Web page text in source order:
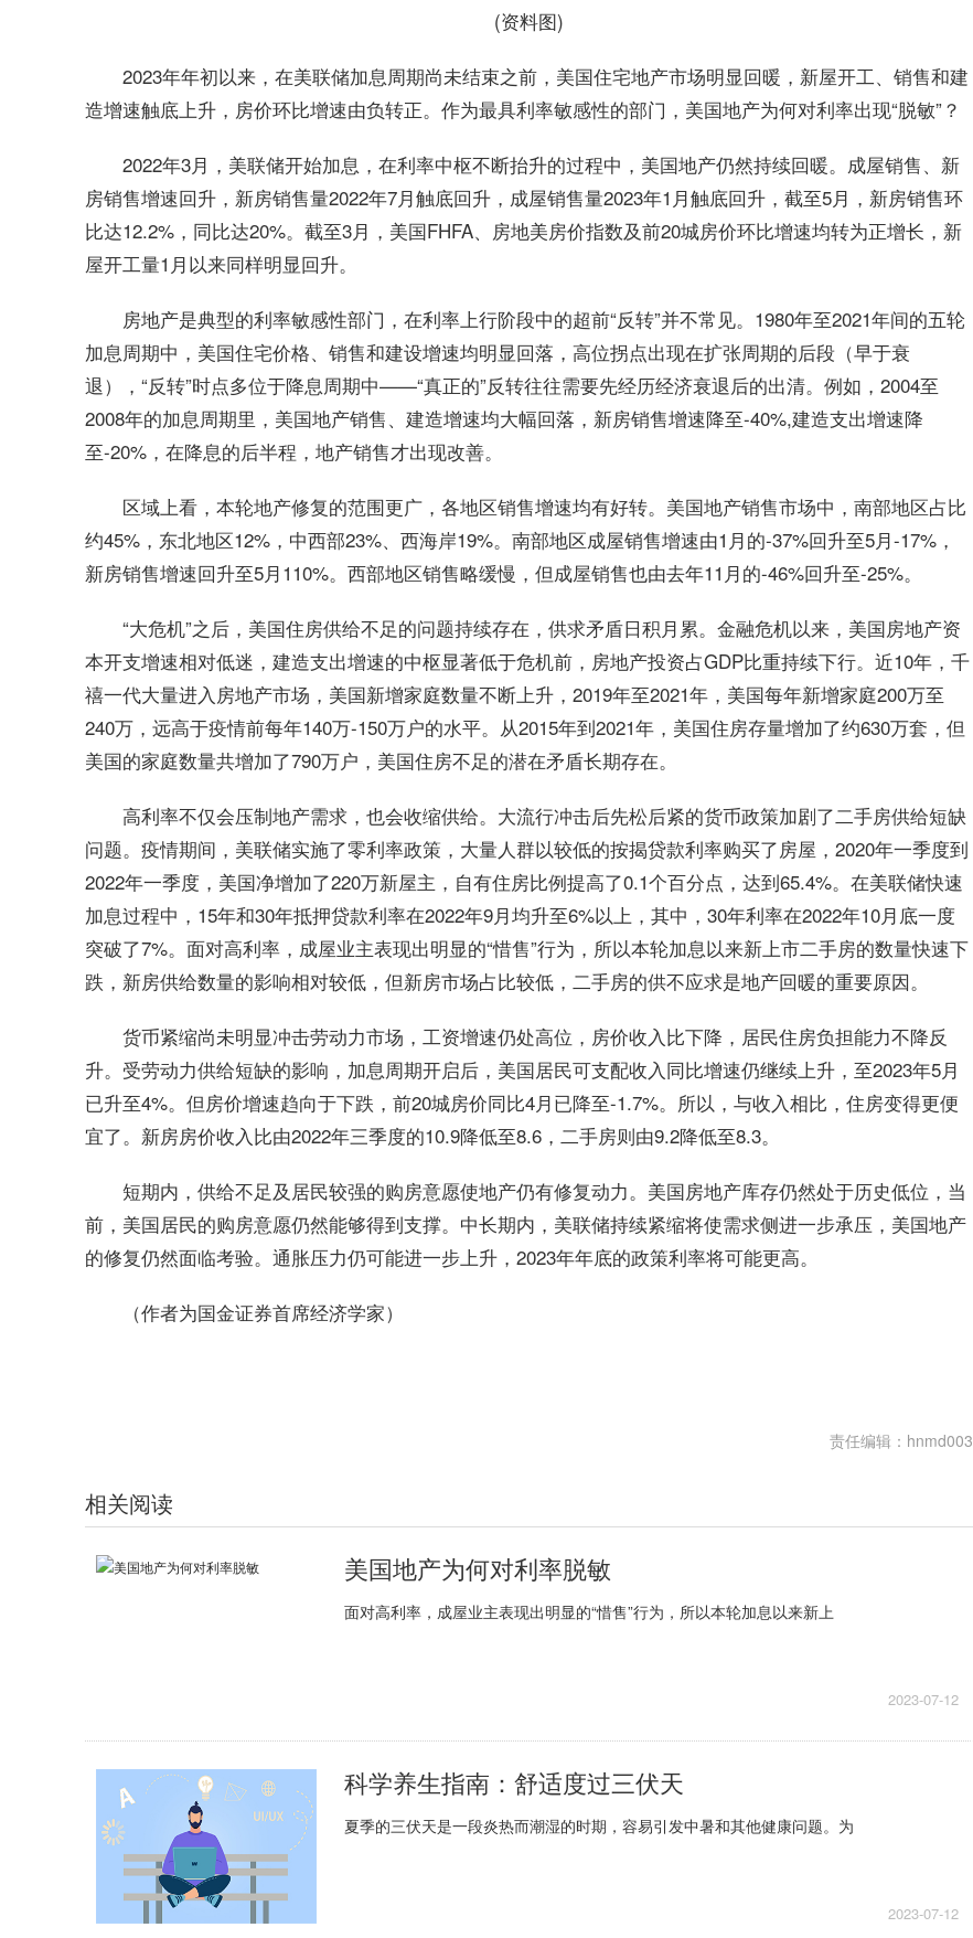
(资料图)
2023年年初以来，在美联储加息周期尚未结束之前，美国住宅地产市场明显回暖，新屋开工、销售和建
造增速触底上升，房价环比增速由负转正。作为最具利率敏感性的部门，美国地产为何对利率出现“脱敏”？
2022年3月，美联储开始加息，在利率中枢不断抬升的过程中，美国地产仍然持续回暖。成屋销售、新
房销售增速回升，新房销售量2022年7月触底回升，成屋销售量2023年1月触底回升，截至5月，新房销售环
比达12.2%，同比达20%。截至3月，美国FHFA、房地美房价指数及前20城房价环比增速均转为正增长，新
屋开工量1月以来同样明显回升。
房地产是典型的利率敏感性部门，在利率上行阶段中的超前“反转”并不常见。1980年至2021年间的五轮
加息周期中，美国住宅价格、销售和建设增速均明显回落，高位拐点出现在扩张周期的后段（早于衰
退），“反转”时点多位于降息周期中——“真正的”反转往往需要先经历经济衰退后的出清。例如，2004至
2008年的加息周期里，美国地产销售、建造增速均大幅回落，新房销售增速降至-40%,建造支出增速降
至-20%，在降息的后半程，地产销售才出现改善。
区域上看，本轮地产修复的范围更广，各地区销售增速均有好转。美国地产销售市场中，南部地区占比
约45%，东北地区12%，中西部23%、西海岸19%。南部地区成屋销售增速由1月的-37%回升至5月-17%，
新房销售增速回升至5月110%。西部地区销售略缓慢，但成屋销售也由去年11月的-46%回升至-25%。
“大危机”之后，美国住房供给不足的问题持续存在，供求矛盾日积月累。金融危机以来，美国房地产资
本开支增速相对低迷，建造支出增速的中枢显著低于危机前，房地产投资占GDP比重持续下行。近10年，千
禧一代大量进入房地产市场，美国新增家庭数量不断上升，2019年至2021年，美国每年新增家庭200万至
240万，远高于疫情前每年140万-150万户的水平。从2015年到2021年，美国住房存量增加了约630万套，但
美国的家庭数量共增加了790万户，美国住房不足的潜在矛盾长期存在。
高利率不仅会压制地产需求，也会收缩供给。大流行冲击后先松后紧的货币政策加剧了二手房供给短缺
问题。疫情期间，美联储实施了零利率政策，大量人群以较低的按揭贷款利率购买了房屋，2020年一季度到
2022年一季度，美国净增加了220万新屋主，自有住房比例提高了0.1个百分点，达到65.4%。在美联储快速
加息过程中，15年和30年抵押贷款利率在2022年9月均升至6%以上，其中，30年利率在2022年10月底一度
突破了7%。面对高利率，成屋业主表现出明显的“惜售”行为，所以本轮加息以来新上市二手房的数量快速下
跌，新房供给数量的影响相对较低，但新房市场占比较低，二手房的供不应求是地产回暖的重要原因。
货币紧缩尚未明显冲击劳动力市场，工资增速仍处高位，房价收入比下降，居民住房负担能力不降反
升。受劳动力供给短缺的影响，加息周期开启后，美国居民可支配收入同比增速仍继续上升，至2023年5月
已升至4%。但房价增速趋向于下跌，前20城房价同比4月已降至-1.7%。所以，与收入相比，住房变得更便
宜了。新房房价收入比由2022年三季度的10.9降低至8.6，二手房则由9.2降低至8.3。
短期内，供给不足及居民较强的购房意愿使地产仍有修复动力。美国房地产库存仍然处于历史低位，当
前，美国居民的购房意愿仍然能够得到支撑。中长期内，美联储持续紧缩将使需求侧进一步承压，美国地产
的修复仍然面临考验。通胀压力仍可能进一步上升，2023年年底的政策利率将可能更高。
（作者为国金证券首席经济学家）
责任编辑：hnmd003
相关阅读
美国地产为何对利率脱敏
面对高利率，成屋业主表现出明显的“惜售”行为，所以本轮加息以来新上
2023-07-12
科学养生指南：舒适度过三伏天
夏季的三伏天是一段炎热而潮湿的时期，容易引发中暑和其他健康问题。为
2023-07-12